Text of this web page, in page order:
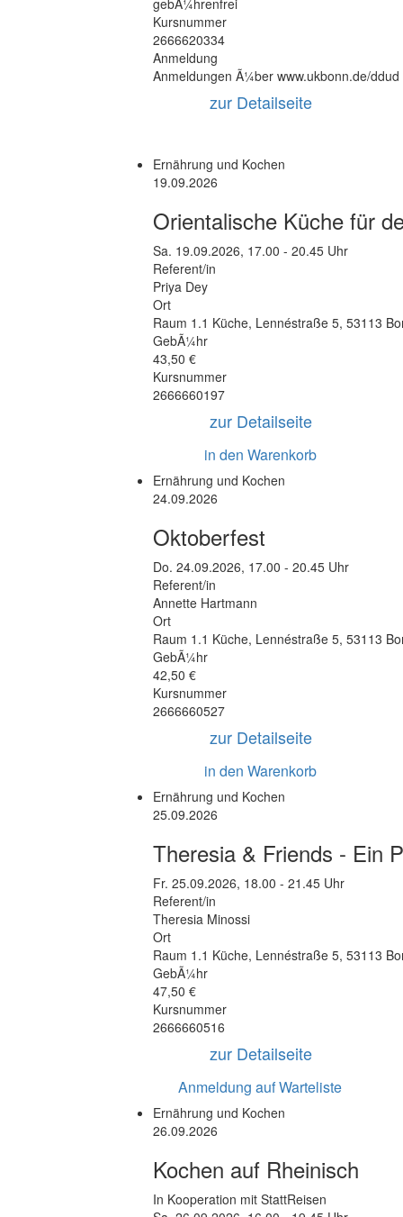
gebÃ¼hrenfrei
Kursnummer
2666620334
Anmeldung
Anmeldungen Ã¼ber www.ukbonn.de/ddud
zur Detailseite
Ernährung und Kochen
19.09.2026
Orientalische Küche für
Sa. 19.09.2026, 17.00 - 20.45 Uhr
Referent/in
Priya Dey
Ort
Raum 1.1 Küche, Lennéstraße 5, 53113
GebÃ¼hr
43,50 €
Kursnummer
2666660197
zur Detailseite
in den Warenkorb
Ernährung und Kochen
24.09.2026
Oktoberfest
Do. 24.09.2026, 17.00 - 20.45 Uhr
Referent/in
Annette Hartmann
Ort
Raum 1.1 Küche, Lennéstraße 5, 53113
GebÃ¼hr
42,50 €
Kursnummer
2666660527
zur Detailseite
in den Warenkorb
Ernährung und Kochen
25.09.2026
Theresia & Friends - Ein
Fr. 25.09.2026, 18.00 - 21.45 Uhr
Referent/in
Theresia Minossi
Ort
Raum 1.1 Küche, Lennéstraße 5, 53113
GebÃ¼hr
47,50 €
Kursnummer
2666660516
zur Detailseite
Anmeldung auf Warteliste
Ernährung und Kochen
26.09.2026
Kochen auf Rheinisch
In Kooperation mit StattReisen